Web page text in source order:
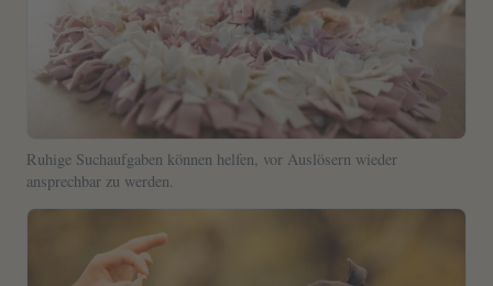
Ruhige Suchaufgaben können helfen, vor Auslösern wieder
ansprechbar zu werden.